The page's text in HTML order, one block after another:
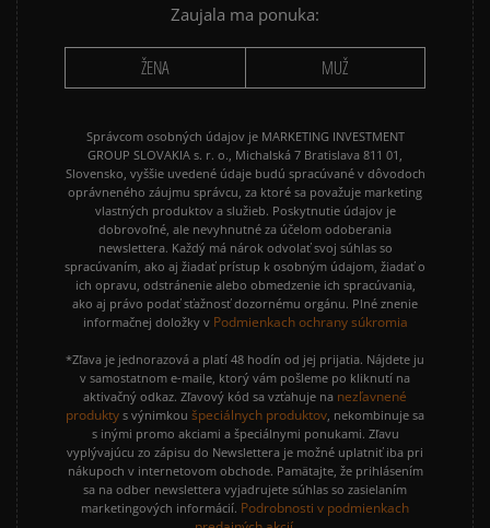
Zaujala ma ponuka:
ŽENA MUŽ
Správcom osobných údajov je MARKETING INVESTMENT
GROUP SLOVAKIA s. r. o., Michalská 7 Bratislava 811 01,
Slovensko, vyššie uvedené údaje budú spracúvané v dôvodoch
oprávneného záujmu správcu, za ktoré sa považuje marketing
vlastných produktov a služieb. Poskytnutie údajov je
dobrovoľné, ale nevyhnutné za účelom odoberania
newslettera. Každý má nárok odvolať svoj súhlas so
spracúvaním, ako aj žiadať prístup k osobným údajom, žiadať o
ich opravu, odstránenie alebo obmedzenie ich spracúvania,
ako aj právo podať sťažnosť dozornému orgánu. Plné znenie
informačnej doložky v Podmienkach ochrany súkromia
*Zľava je jednorazová a platí 48 hodín od jej prijatia. Nájdete ju
v samostatnom e-maile, ktorý vám pošleme po kliknutí na
aktivačný odkaz. Zľavový kód sa vzťahuje na nezľavnené
produkty s výnimkou špeciálnych produktov, nekombinuje sa
s inými promo akciami a špeciálnymi ponukami. Zľavu
vyplývajúcu zo zápisu do Newslettera je možné uplatniť iba pri
nákupoch v internetovom obchode. Pamätajte, že prihlásením
sa na odber newslettera vyjadrujete súhlas so zasielaním
marketingových informácií. Podrobnosti v podmienkach